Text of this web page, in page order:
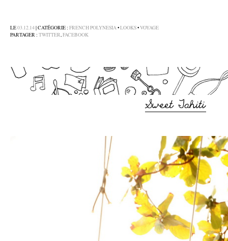
LE03.12.14| CATÉGORIE : FRENCH POLYNESIA•LOOKS•VOYAGE
PARTAGER : TWITTER,FACEBOOK